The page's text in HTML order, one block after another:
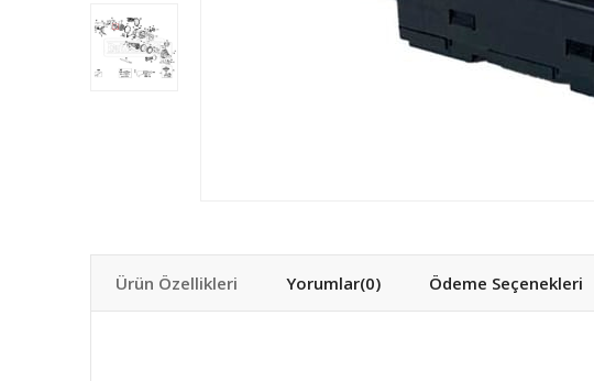
Ürün Özellikleri Yorumlar(0) Ödeme Seçenekleri